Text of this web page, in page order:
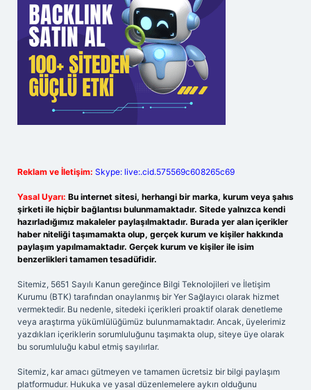
Reklam ve İletişim: Skype: live:.cid.575569c608265c69
Yasal Uyarı: Bu internet sitesi, herhangi bir marka, kurum veya şahıs
şirketi ile hiçbir bağlantısı bulunmamaktadır. Sitede yalnızca kendi
hazırladığımız makaleler paylaşılmaktadır. Burada yer alan içerikler
haber niteliği taşımamakta olup, gerçek kurum ve kişiler hakkında
paylaşım yapılmamaktadır. Gerçek kurum ve kişiler ile isim
benzerlikleri tamamen tesadüfidir.
Sitemiz, 5651 Sayılı Kanun gereğince Bilgi Teknolojileri ve İletişim
Kurumu (BTK) tarafından onaylanmış bir Yer Sağlayıcı olarak hizmet
vermektedir. Bu nedenle, sitedeki içerikleri proaktif olarak denetleme
veya araştırma yükümlülüğümüz bulunmamaktadır. Ancak, üyelerimiz
yazdıkları içeriklerin sorumluluğunu taşımakta olup, siteye üye olarak
bu sorumluluğu kabul etmiş sayılırlar.
Sitemiz, kar amacı gütmeyen ve tamamen ücretsiz bir bilgi paylaşım
platformudur. Hukuka ve yasal düzenlemelere aykırı olduğunu